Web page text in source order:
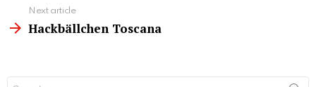
Next article
Hackbällchen Toscana